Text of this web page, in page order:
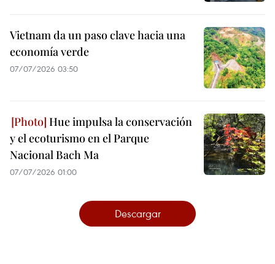
Vietnam da un paso clave hacia una
economía verde
07/07/2026 03:50
Hue impulsa la conservación
y el ecoturismo en el Parque
Nacional Bach Ma
07/07/2026 01:00
Descargar